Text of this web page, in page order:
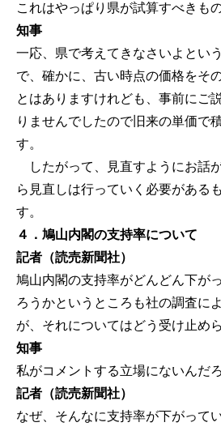
これはやっぱり県が試算すべきも
知事
一応、県で考えてきなさいよとい
で、確かに、古い時点の価格をそ
とはありますけれども、事前にご
りませんでしたので旧来の単価で
す。
したがって、見直すようにお話
ら見直しは行っていく必要がある
す。
４．鳩山内閣の支持率について
記者（読売新聞社）
鳩山内閣の支持率がどんどん下が
ろうかというところも社の調査に
が、それについてはどう受け止め
知事
私がコメントする立場にないんだ
記者（読売新聞社）
なぜ、そんなに支持率が下がって